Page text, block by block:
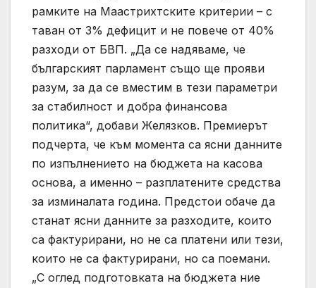
рамките на Маастрихтските критерии – с
таван от 3% дефицит и не повече от 40%
разходи от БВП. „Да се надяваме, че
българският парламент също ще прояви
разум, за да се вместим в тези параметри
за стабилност и добра финансова
политика“, добави Желязков. Премиерът
подчерта, че към момента са ясни данните
по изпълнението на бюджета на касова
основа, а именно – разплатените средства
за изминалата година. Предстои обаче да
станат ясни данните за разходите, които
са фактурирани, но не са платени или тези,
които не са фактурирани, но са поемани.
„С оглед подготовката на бюджета ние